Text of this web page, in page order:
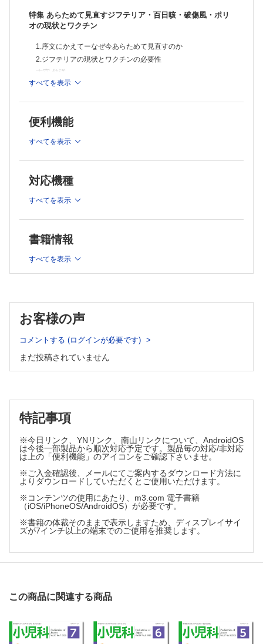
特集 あらためて見直すジフテリア・百日咳・破傷風・ポリ
オの現状とワクチン
1.序文にかえてーなぜ今あらためて見直すのか
2.ジフテリアの現状とワクチンの必要性
古宮 伸洋
4.破傷風の現状とワクチンの必要性
綜説
健やか親子21(第2次)ーすべての子どもが健やかに育つ社会を
小児急性胃腸炎診療ガイドライン2017の解説ー治療の標準化
非典型溶血性尿毒症症候群(aHUS)の概説と疫学解析
症例
奇形腫との鑑別を要した新生児腹腔内遊離卵巣の1例
指導医の役割と実際
すべてを表示
便利機能
すべてを表示
対応機種
すべてを表示
書籍情報
すべてを表示
お客様の声
コメントする (ログインが必要です)
まだ投稿されていません
特記事項
※今日リンク、YNリンク、南山リンクについて、AndroidOS
は今後一部製品から順次対応予定です。製品毎の対応/非対応
は上の「便利機能」のアイコンをご確認下さいませ。
※ご入金確認後、メールにてご案内するダウンロード方法に
よりダウンロードしていただくとご使用いただけます。
※コンテンツの使用にあたり、m3.com 電子書籍
（iOS/iPhoneOS/AndroidOS）が必要です。
※書籍の体裁そのままで表示しますため、ディスプレイサイ
ズが7インチ以上の端末でのご使用を推奨します。
この商品に関連する商品